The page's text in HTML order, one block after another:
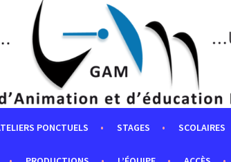
PONCTUELS STAGES SCOLAIRES